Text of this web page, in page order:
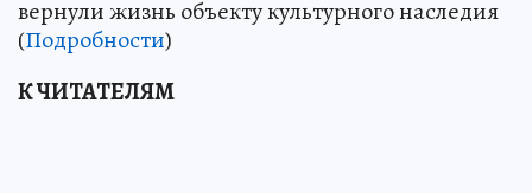
вернули жизнь объекту культурного наследия
(Подробности)
К ЧИТАТЕЛЯМ